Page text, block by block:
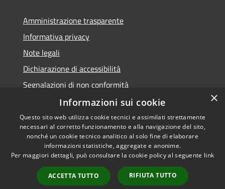
Amministrazione trasparente
Informativa privacy
Note legali
Dichiarazione di accessibilità
Segnalazioni di non conformità
Accessibilità
Privacy
Mappa del sito
Copyright © 2026 • Comune di
Reggiolo • Powered by
Municipium•Accesso
redazione
×
Informazioni sui cookie
Questo sito web utilizza cookie tecnici e assimilati strettamente
necessari al corretto funzionamento e alla navigazione del sito,
nonché un cookie tecnico analitico al solo fine di elaborare
informazioni statistiche, aggregate e anonime.
Per maggiori dettagli, può consultare la cookie policy al seguente link
ACCETTA TUTTO RIFIUTA TUTTO